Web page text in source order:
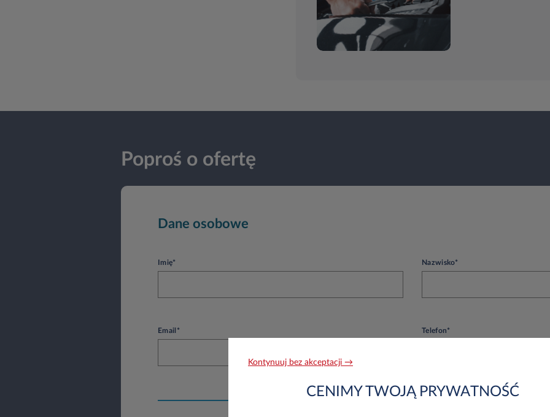
Poproś o ofertę
Dane osobowe
Imię* Nazwisko*
Email* Telefon*
Kontynuuj bez akceptacji →
CENIMY TWOJĄ PRYWATNOŚĆ